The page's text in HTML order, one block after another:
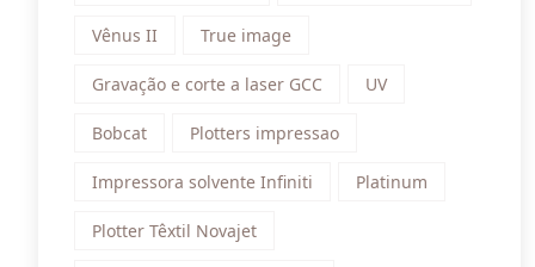
Vênus II True image
Gravação e corte a laser GCC UV
Bobcat Plotters impressao
Impressora solvente Infiniti Platinum
Plotter Têxtil Novajet